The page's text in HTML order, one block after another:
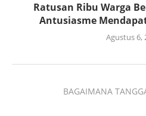
Ratusan Ribu Warga
Antusiasme
Agustus 6,
BAGAIMANA